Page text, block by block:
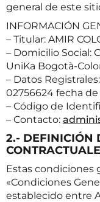
general de este
INFORMACIÓN
– Titular: AMIR
– Domicilio Social:
UniKa Bogotà-
– Datos
02756624 fecha
– Código de
– Contacto:
2.- DEFINICIÓN
Estas condiciones
«Condiciones
establecido entre